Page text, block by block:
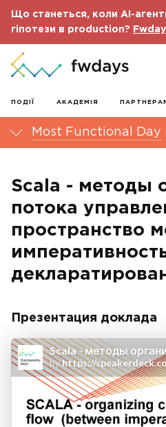
Що станеться, коли AI-
гіпотези в production?
ПОДІЇ АКАДЕМІЯ
Most Functional Day
Scala - методы
потока
пространство
Презентация доклада